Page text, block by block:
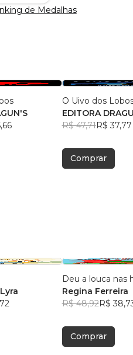
de Medalhas
O Uivo dos
EDITORA
R$ 47,71R$ 37,77
Comprar
Deu a louca nas
Regina Ferreira
R$ 48,92R$
Comprar